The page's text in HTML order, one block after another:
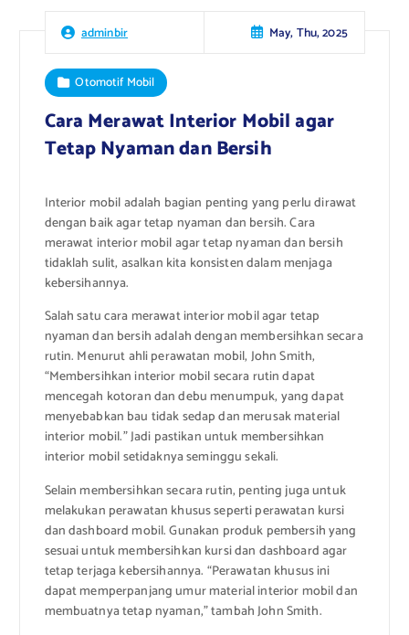
adminbir May, Thu, 2025
Otomotif Mobil
Cara Merawat Interior Mobil agar
Tetap Nyaman dan Bersih
Interior mobil adalah bagian penting yang perlu dirawat
dengan baik agar tetap nyaman dan bersih. Cara
merawat interior mobil agar tetap nyaman dan bersih
tidaklah sulit, asalkan kita konsisten dalam menjaga
kebersihannya.
Salah satu cara merawat interior mobil agar tetap
nyaman dan bersih adalah dengan membersihkan secara
rutin. Menurut ahli perawatan mobil, John Smith,
“Membersihkan interior mobil secara rutin dapat
mencegah kotoran dan debu menumpuk, yang dapat
menyebabkan bau tidak sedap dan merusak material
interior mobil.” Jadi pastikan untuk membersihkan
interior mobil setidaknya seminggu sekali.
Selain membersihkan secara rutin, penting juga untuk
melakukan perawatan khusus seperti perawatan kursi
dan dashboard mobil. Gunakan produk pembersih yang
sesuai untuk membersihkan kursi dan dashboard agar
tetap terjaga kebersihannya. “Perawatan khusus ini
dapat memperpanjang umur material interior mobil dan
membuatnya tetap nyaman,” tambah John Smith.